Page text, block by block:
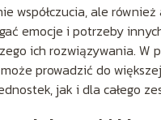
współczucia, ale
emocje i potrzeby
ich rozwiązywania. W
prowadzić do
jak i dla całego